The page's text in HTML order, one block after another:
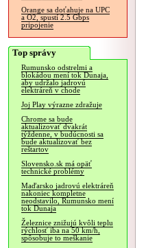
Orange sa doťahuje na UPC
a O2, spustí 2.5 Gbps
pripojenie
Top správy
Rumunsko odstrelmi a
blokádou mení tok Dunaja,
aby udržalo jadrovú
elektráreň v chode
Joj Play výrazne zdražuje
Chrome sa bude
aktualizovať dvakrát
týždenne, v budúcnosti sa
bude aktualizovať bez
reštartov
Slovensko.sk má opäť
technické problémy
Maďarsko jadrovú elektráreň
nakoniec kompletne
neodstavilo, Rumunsko mení
tok Dunaja
Železnice znižujú kvôli teplu
rýchlosť iba na 50 km/h,
spôsobuje to meškanie